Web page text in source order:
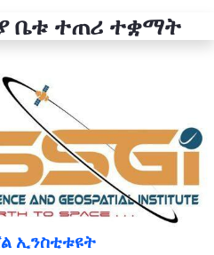
ቤቱ ተጠሪ ተቋማት
ኢንስቲቱዩት